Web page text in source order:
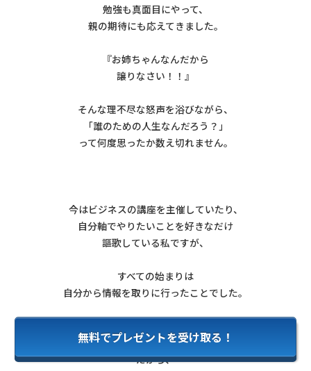
勉強も真面目にやって、
親の期待にも応えてきました。
『お姉ちゃんなんだから
譲りなさい！！』
そんな理不尽な怒声を浴びながら、
「誰のための人生なんだろう？」
って何度思ったか数え切れません。
今はビジネスの講座を主催していたり、
自分軸でやりたいことを好きなだけ
謳歌している私ですが、
すべての始まりは
自分から情報を取りに行ったことでした。
だから、
無料でプレゼントを受け取る！